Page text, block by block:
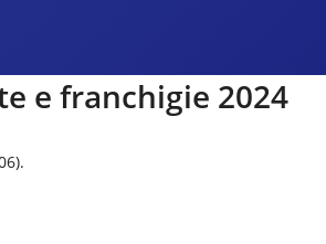
e franchigie 2024